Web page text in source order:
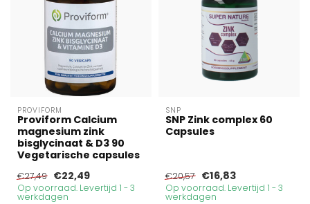
PROVIFORM
Proviform Calcium
magnesium zink
bisglycinaat & D3 90
Vegetarische capsules
€27,49 €22,49
Op voorraad. Levertijd 1 - 3
werkdagen
SNP
SNP Zink complex 60
Capsules
€20,57 €16,83
Op voorraad. Levertijd 1 - 3
werkdagen